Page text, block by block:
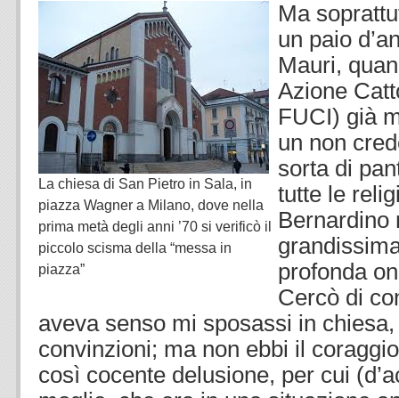
La chiesa di San Pietro in Sala, in
piazza Wagner a Milano, dove nella
prima metà degli anni ’70 si verificò il
piccolo scisma della “messa in
piazza”
Ma
un paio
Mauri,
Azione
FUCI) già
un non
sorta di
tutte le
Bernardino
profonda
Cercò di
aveva senso mi sposassi in
convinzioni; ma non ebbi il
così cocente delusione, per cui